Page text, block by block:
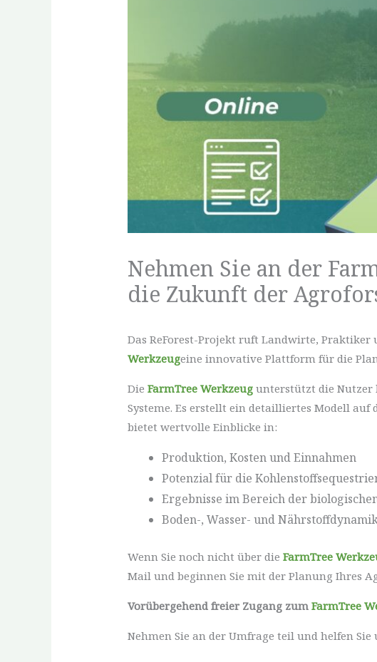
Nehmen Sie an der
die Zukunft der
Das ReForest-Projekt ruft Landwirte,
Werkzeugeine innovative Plattform für die
Die FarmTree Werkzeugunterstützt die Nutzer
Systeme. Es erstellt ein detailliertes Modell
bietet wertvolle Einblicke in:
Produktion, Kosten und Einnahmen
Potenzial für die
Ergebnisse im Bereich der
Boden-, Wasser- und
Wenn Sie noch nicht über die FarmTree
Mail und beginnen Sie mit der Planung Ihres
Vorübergehend freier Zugang zum FarmTree
Nehmen Sie an der Umfrage teil und helfen Sie